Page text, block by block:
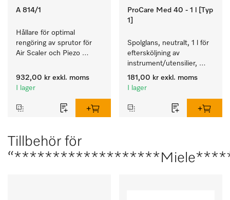
A 814/1
Hållare för optimal
rengöring av sprutor för
Air Scaler och Piezo
932,00 kr exkl. moms
I lager
ProCare Med 40 - 1 l [Typ
1]
Spolglans, neutralt, 1 l för
eftersköljning av
instrument/utensilier,
biokompatibelt.
181,00 kr exkl. moms
I lager
Tillbehör för